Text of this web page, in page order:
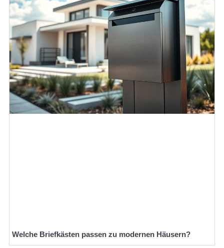
Welche Briefkästen passen zu modernen Häusern?